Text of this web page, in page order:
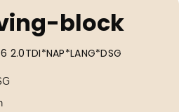
block